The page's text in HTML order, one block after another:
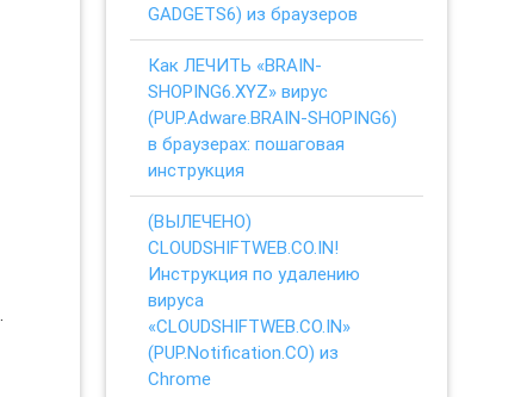
GADGETS6) из браузеров
Как ЛЕЧИТЬ «BRAIN-
SHOPING6.XYZ» вирус
(PUP.Adware.BRAIN-SHOPING6)
в браузерах: пошаговая
инструкция
(ВЫЛЕЧЕНО)
CLOUDSHIFTWEB.CO.IN!
Инструкция по удалению
вируса
«CLOUDSHIFTWEB.CO.IN»
(PUP.Notification.CO) из
Chrome